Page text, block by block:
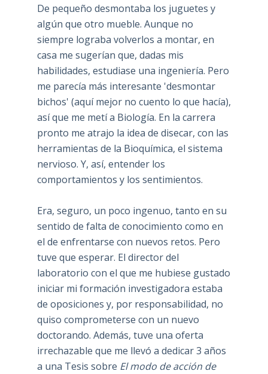
De pequeño desmontaba los juguetes y
algún que otro mueble. Aunque no
siempre lograba volverlos a montar, en
casa me sugerían que, dadas mis
habilidades, estudiase una ingeniería. Pero
me parecía más interesante 'desmontar
bichos' (aquí mejor no cuento lo que hacía),
así que me metí a Biología. En la carrera
pronto me atrajo la idea de disecar, con las
herramientas de la Bioquímica, el sistema
nervioso. Y, así, entender los
comportamientos y los sentimientos.
Era, seguro, un poco ingenuo, tanto en su
sentido de falta de conocimiento como en
el de enfrentarse con nuevos retos. Pero
tuve que esperar. El director del
laboratorio con el que me hubiese gustado
iniciar mi formación investigadora estaba
de oposiciones y, por responsabilidad, no
quiso comprometerse con un nuevo
doctorando. Además, tuve una oferta
irrechazable que me llevó a dedicar 3 años
a una Tesis sobre El modo de acción de